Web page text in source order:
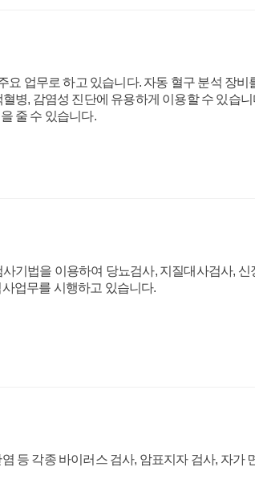
업무로 하고 있습니다. 자동 혈구 분석 장
병, 감염성 진단에 유용하게 이용할 수 있습
줄 수 있습니다.
기법을 이용하여 당뇨검사, 지질대사검사,
업무를 시행하고 있습니다.
등 각종 바이러스 검사, 암표지자 검사, 자